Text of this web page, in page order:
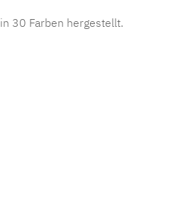
in 30 Farben hergestellt.